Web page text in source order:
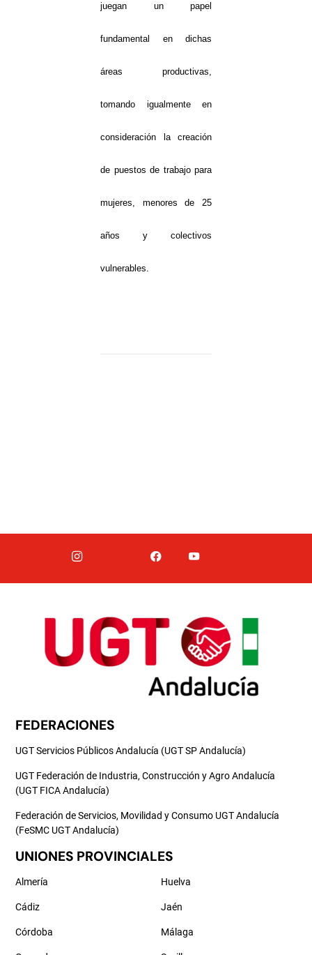
juegan un papel
fundamental en dichas
áreas productivas,
tomando igualmente en
consideración la creación
de puestos de trabajo para
mujeres, menores de 25
años y colectivos
vulnerables.
FEDERACIONES
UGT Servicios Públicos Andalucía (UGT SP Andalucía)
UGT Federación de Industria, Construcción y Agro Andalucía
(UGT FICA Andalucía)
Federación de Servicios, Movilidad y Consumo UGT Andalucía
(FeSMC UGT Andalucía)
UNIONES PROVINCIALES
Almería
Cádiz
Córdoba
Huelva
Jaén
Málaga